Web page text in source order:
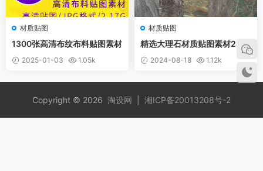
材质贴图
1300张高清布纹布料贴图素材
2025-01-03 1.05k
材质贴图
精选大理石材质贴图素材248
张 2024-08-18 1.12k
Copyright © 2026 淘设网 湘ICP备20013208号-2